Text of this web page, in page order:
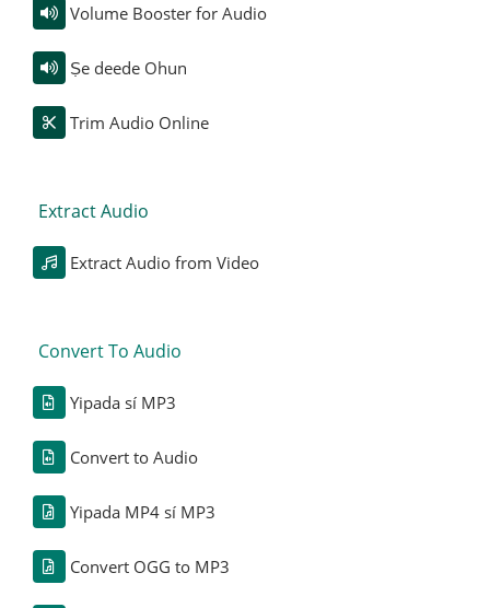
Volume Booster for Audio
Ṣe deede Ohun
Trim Audio Online
Extract Audio
Extract Audio from Video
Convert To Audio
Yipada sí MP3
Convert to Audio
Yipada MP4 sí MP3
Convert OGG to MP3